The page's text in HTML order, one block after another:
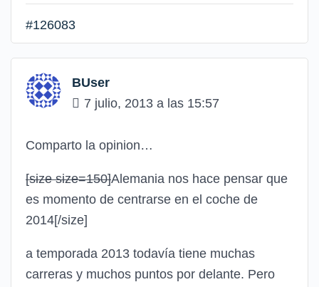
#126083
BUser
7 julio, 2013 a las 15:57
Comparto la opinion…
[size size=150]Alemania nos hace pensar que
es momento de centrarse en el coche de
2014[/size]
a temporada 2013 todavía tiene muchas
carreras y muchos puntos por delante. Pero